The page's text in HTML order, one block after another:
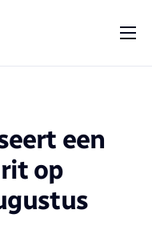
een
op